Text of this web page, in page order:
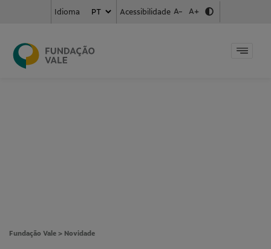
Idioma Acessibilidade A- A+
Fundação Vale > Novidade